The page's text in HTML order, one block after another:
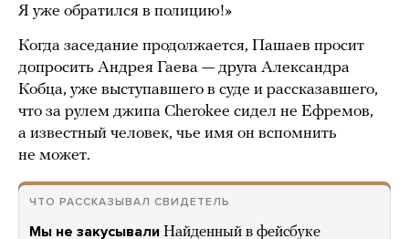
Я уже обратился в полицию!»
Когда заседание продолжается, Пашаев просит
допросить Андрея Гаева — друга Александра
Кобца, уже выступавшего в суде и рассказавшего,
что за рулем джипа Cherokee сидел не Ефремов,
а известный человек, чье имя он вспомнить
не может.
ЧТО РАССКАЗЫВАЛ СВИДЕТЕЛЬ
Мы не закусывали Найденный в фейсбуке